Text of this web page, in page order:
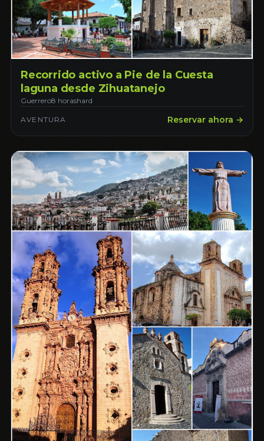
Recorrido activo a Pie de la Cuesta
laguna desde Zihuatanejo
Guerrero8 horashard
AVENTURA Reservar ahora →